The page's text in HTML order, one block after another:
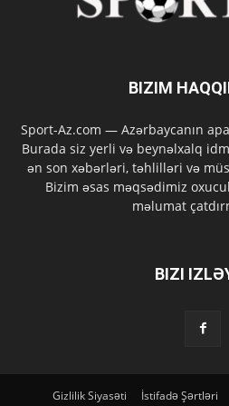
BIZIM
Sport-Az.com — Azərbaycanın
Burada siz yerli və beynəlxalq
ən son xəbərləri, təhlilləri və
Bizim əsas məqsədimiz
məlumat
BIZI
Gizlilik Siyasəti İstifadə Şərtləri